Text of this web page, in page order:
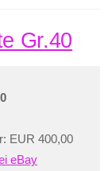
Gr.40
EUR 400,00
eBay